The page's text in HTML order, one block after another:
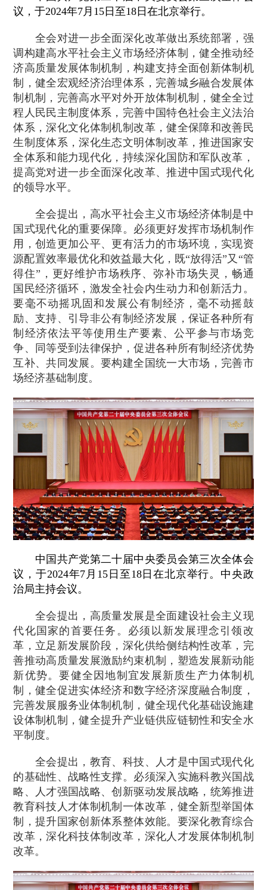
议，于2024年7月15日至18日在北京举行。
全会对进一步全面深化改革做出系统部署，强
调构建高水平社会主义市场经济体制，健全推动经
济高质量发展体制机制，构建支持全面创新体制机
制，健全宏观经济治理体系，完善城乡融合发展体
制机制，完善高水平对外开放体制机制，健全全过
程人民民主制度体系，完善中国特色社会主义法治
体系，深化文化体制机制改革，健全保障和改善民
生制度体系，深化生态文明体制改革，推进国家安
全体系和能力现代化，持续深化国防和军队改革，
提高党对进一步全面深化改革、推进中国式现代化
的领导水平。
全会提出，高水平社会主义市场经济体制是中
国式现代化的重要保障。必须更好发挥市场机制作
用，创造更加公平、更有活力的市场环境，实现资
源配置效率最优化和效益最大化，既“放得活”又“管
得住”，更好维护市场秩序、弥补市场失灵，畅通
国民经济循环，激发全社会内生动力和创新活力。
要毫不动摇巩固和发展公有制经济，毫不动摇鼓
励、支持、引导非公有制经济发展，保证各种所有
制经济依法平等使用生产要素、公平参与市场竞
争、同等受到法律保护，促进各种所有制经济优势
互补、共同发展。要构建全国统一大市场，完善市
场经济基础制度。
中国共产党第二十届中央委员会第三次全体会
议，于2024年7月15日至18日在北京举行。中央政
治局主持会议。
全会提出，高质量发展是全面建设社会主义现
代化国家的首要任务。必须以新发展理念引领改
革，立足新发展阶段，深化供给侧结构性改革，完
善推动高质量发展激励约束机制，塑造发展新动能
新优势。要健全因地制宜发展新质生产力体制机
制，健全促进实体经济和数字经济深度融合制度，
完善发展服务业体制机制，健全现代化基础设施建
设体制机制，健全提升产业链供应链韧性和安全水
平制度。
全会提出，教育、科技、人才是中国式现代化
的基础性、战略性支撑。必须深入实施科教兴国战
略、人才强国战略、创新驱动发展战略，统筹推进
教育科技人才体制机制一体改革，健全新型举国体
制，提升国家创新体系整体效能。要深化教育综合
改革，深化科技体制改革，深化人才发展体制机制
改革。